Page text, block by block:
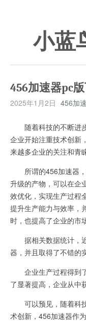
小蓝
456加速器pc
2025年1月2日 456加
随着科技的不断进步
企业开始注重技术创新
来越多企业的关注和青
所谓的456加速器，
升级的产物，可以在企
效优化，实现生产过程
提升生产能力与效率，
时，也提高了企业的市
据相关数据统计，近
器，并且取得了不错的
企业生产过程得到了
了显著提高，企业从中
可以预见，随着科技
术创新，456加速器作